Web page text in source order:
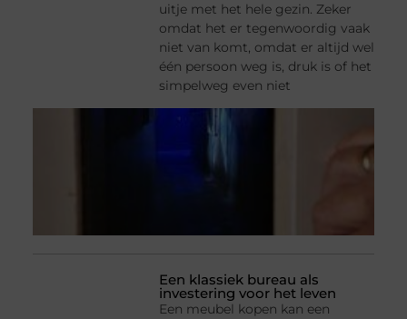
uitje met het hele gezin. Zeker
omdat het er tegenwoordig vaak
niet van komt, omdat er altijd wel
één persoon weg is, druk is of het
simpelweg even niet
Een klassiek bureau als
investering voor het leven
Een meubel kopen kan een